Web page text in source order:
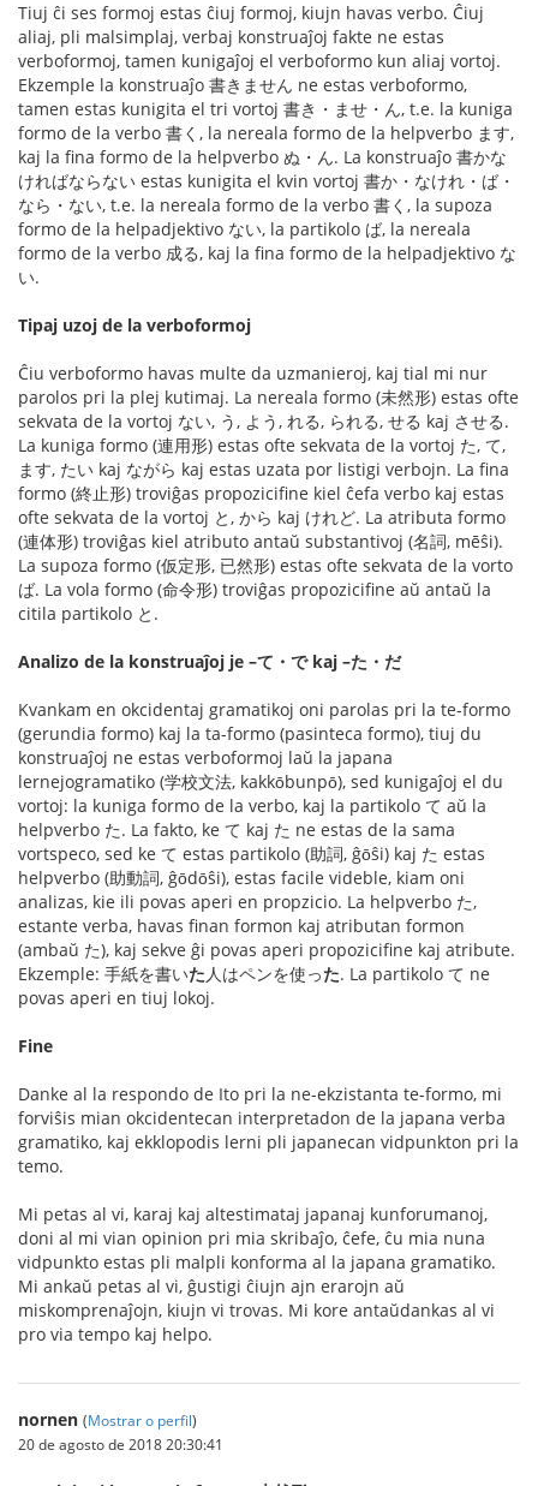
Tiuj ĉi ses formoj estas ĉiuj formoj, kiujn havas verbo. Ĉiuj
aliaj, pli malsimplaj, verbaj konstruaĵoj fakte ne estas
verboformoj, tamen kunigaĵoj el verboformo kun aliaj vortoj.
Ekzemple la konstruaĵo 書きません ne estas verboformo,
tamen estas kunigita el tri vortoj 書き・ませ・ん, t.e. la kuniga
formo de la verbo 書く, la nereala formo de la helpverbo ます,
kaj la fina formo de la helpverbo ぬ・ん. La konstruaĵo 書かな
ければならない estas kunigita el kvin vortoj 書か・なけれ・ば・
なら・ない, t.e. la nereala formo de la verbo 書く, la supoza
formo de la helpadjektivo ない, la partikolo ば, la nereala
formo de la verbo 成る, kaj la fina formo de la helpadjektivo な
い.
Tipaj uzoj de la verboformoj
Ĉiu verboformo havas multe da uzmanieroj, kaj tial mi nur
parolos pri la plej kutimaj. La nereala formo (未然形) estas ofte
sekvata de la vortoj ない, う, よう, れる, られる, せる kaj させる.
La kuniga formo (連用形) estas ofte sekvata de la vortoj た, て,
ます, たい kaj ながら kaj estas uzata por listigi verbojn. La fina
formo (終止形) troviĝas propozicifine kiel ĉefa verbo kaj estas
ofte sekvata de la vortoj と, から kaj けれど. La atributa formo
(連体形) troviĝas kiel atributo antaŭ substantivoj (名詞, mēŝi).
La supoza formo (仮定形, 已然形) estas ofte sekvata de la vorto
ば. La vola formo (命令形) troviĝas propozicifine aŭ antaŭ la
citila partikolo と.
Analizo de la konstruaĵoj je –て・で kaj –た・だ
Kvankam en okcidentaj gramatikoj oni parolas pri la te-formo
(gerundia formo) kaj la ta-formo (pasinteca formo), tiuj du
konstruaĵoj ne estas verboformoj laŭ la japana
lernejogramatiko (学校文法, kakkо̄bunpо̄), sed kunigaĵoj el du
vortoj: la kuniga formo de la verbo, kaj la partikolo て aŭ la
helpverbo た. La fakto, ke て kaj た ne estas de la sama
vortspeco, sed ke て estas partikolo (助詞, ĝо̄ŝi) kaj た estas
helpverbo (助動詞, ĝо̄dо̄ŝi), estas facile videble, kiam oni
analizas, kie ili povas aperi en propzicio. La helpverbo た,
estante verba, havas finan formon kaj atributan formon
(ambaŭ た), kaj sekve ĝi povas aperi propozicifine kaj atribute.
Ekzemple: 手紙を書いた人はペンを使った. La partikolo て ne
povas aperi en tiuj lokoj.
Fine
Danke al la respondo de Ito pri la ne-ekzistanta te-formo, mi
forviŝis mian okcidentecan interpretadon de la japana verba
gramatiko, kaj ekklopodis lerni pli japanecan vidpunkton pri la
temo.
Mi petas al vi, karaj kaj altestimataj japanaj kunforumanoj,
doni al mi vian opinion pri mia skribaĵo, ĉefe, ĉu mia nuna
vidpunkto estas pli malpli konforma al la japana gramatiko.
Mi ankaŭ petas al vi, ĝustigi ĉiujn ajn erarojn aŭ
miskomprenaĵojn, kiujn vi trovas. Mi kore antaŭdankas al vi
pro via tempo kaj helpo.
nornen (Mostrar o perfil)
20 de agosto de 2018 20:30:41